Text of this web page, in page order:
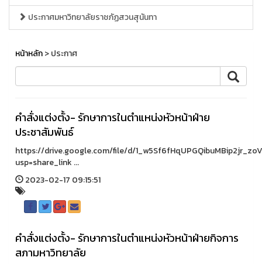
ประกาศมหาวิทยาลัยราชภัฏสวนสุนันทา
หน้าหลัก> ประกาศ
คำสั่งแต่งตั้ง- รักษาการในตำแหน่งหัวหน้าฝ่าย
ประชาสัมพันธ์
https://drive.google.com/file/d/
usp=share_link ...
2023-02-17 09:15:51
คำสั่งแต่งตั้ง- รักษาการในตำแหน่งหัวหน้าฝ่ายกิจการ
สภามหาวิทยาลัย